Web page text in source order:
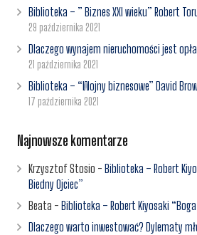
Biblioteka – ” Biznes XXI wieku” Robert
29 października 2021
Dlaczego wynajem nieruchomości jest
21 października 2021
Biblioteka – “Wojny biznesowe” David
17 października 2021
Najnowsze komentarze
Krzysztof Stosio - Biblioteka – Robert
Biedny Ojciec”
Beata - Biblioteka – Robert Kiyosaki
Dlaczego warto inwestować? Dylematy